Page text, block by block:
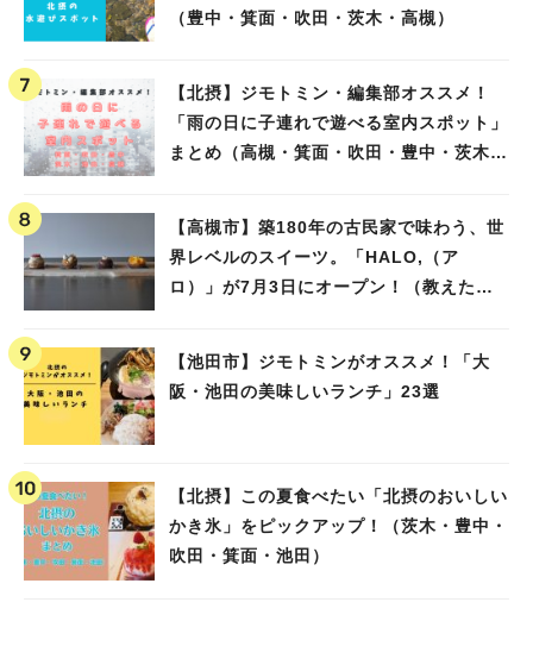
（豊中・箕面・吹田・茨木・高槻）
【北摂】ジモトミン・編集部オススメ！
「雨の日に子連れで遊べる室内スポット」
まとめ（高槻・箕面・吹田・豊中・茨木・
【高槻市】築180年の古民家で味わう、世
界レベルのスイーツ。「HALO,（ア
ロ）」が7月3日にオープン！（教えたい/
【池田市】ジモトミンがオススメ！「大
阪・池田の美味しいランチ」23選
【北摂】この夏食べたい「北摂のおいしい
かき氷」をピックアップ！（茨木・豊中・
吹田・箕面・池田）